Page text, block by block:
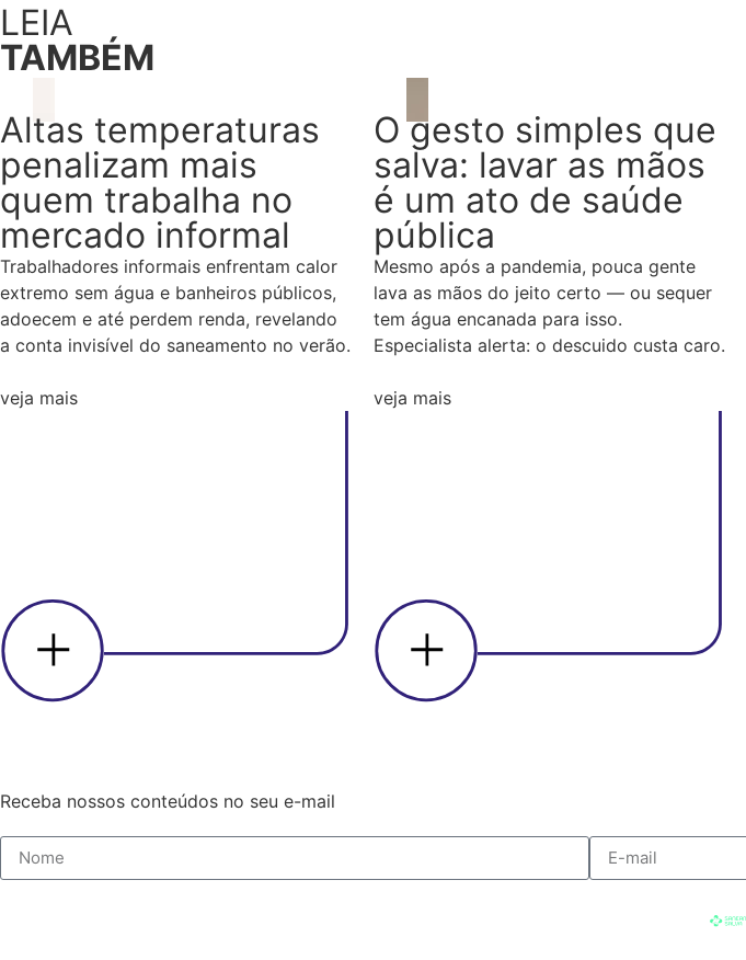
LEIA
TAMBÉM
Altas temperaturas
penalizam mais
quem trabalha no
mercado informal
Trabalhadores informais enfrentam calor
extremo sem água e banheiros públicos,
adoecem e até perdem renda, revelando
a conta invisível do saneamento no verão.
veja mais
O gesto simples que
salva: lavar as mãos
é um ato de saúde
pública
Mesmo após a pandemia, pouca gente
lava as mãos do jeito certo — ou sequer
tem água encanada para isso.
Especialista alerta: o descuido custa caro.
veja mais
Receba nossos conteúdos no seu e-mail